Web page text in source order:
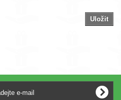
Uložit